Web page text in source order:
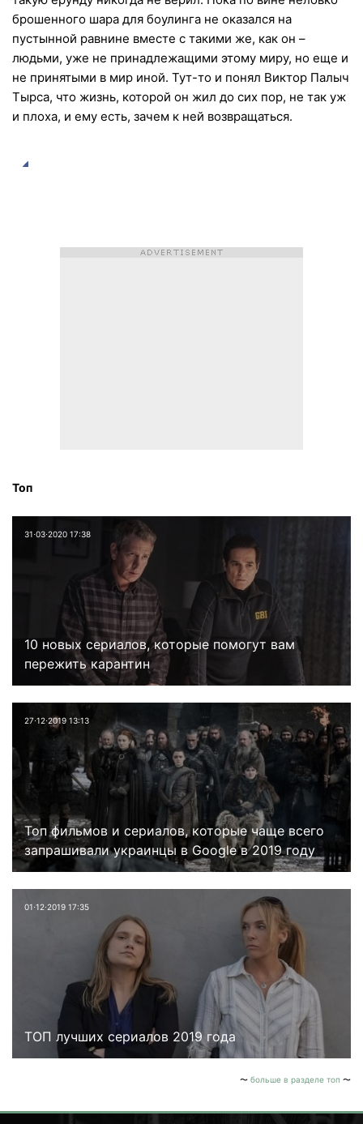
брошенного шара для боулинга не оказался на
пустынной равнине вместе с такими же, как он –
людьми, уже не принадлежащими этому миру, но еще и
не принятыми в мир иной. Тут-то и понял Виктор Палыч
Тырса, что жизнь, которой он жил до сих пор, не так уж
и плоха, и ему есть, зачем к ней возвращаться.
Топ
31⋅03⋅2020 17:38
10 новых сериалов, которые помогут вам
пережить карантин
27⋅12⋅2019 13:13
Топ фильмов и сериалов, которые чаще всего
запрашивали украинцы в Google в 2019 году
01⋅12⋅2019 17:35
ТОП лучших сериалов 2019 года
больше в разделе топ